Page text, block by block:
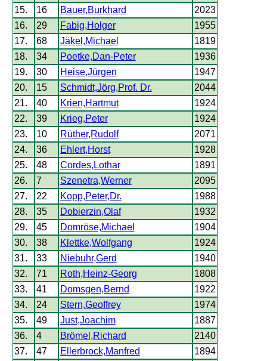
15.
16 Bauer,Burkhard
2023
16.
29 Fabig,Holger
1955
17.
68 Jäkel,Michael
1819
18.
34 Poetke,Dan-Peter
1936
19.
30 Heise,Jürgen
1947
20.
15 Schmidt,Jörg,Prof. Dr.
2044
21.
40 Krien,Hartmut
1924
22.
39 Krieg,Peter
1924
23.
10 Rüther,Rudolf
2071
24.
36 Ehlert,Horst
1928
25.
48 Cordes,Lothar
1891
26.
7 Szenetra,Werner
2095
27.
22 Kopp,Peter,Dr.
1988
28.
35 Dobierzin,Olaf
1932
29.
45 Domröse,Michael
1904
30.
38 Klettke,Wolfgang
1924
31.
33 Niebuhr,Gerd
1940
32.
71 Roth,Heinz-Georg
1808
33.
41 Domsgen,Bernd
1922
34.
24 Stern,Geoffrey
1974
35.
49 Just,Joachim
1887
36.
4 Brömel,Richard
2140
37.
47 Ellerbrock,Manfred
1894